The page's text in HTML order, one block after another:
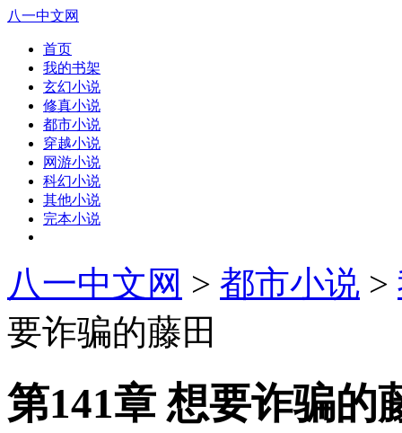
八一中文网
首页
我的书架
玄幻小说
修真小说
都市小说
穿越小说
网游小说
科幻小说
其他小说
完本小说
八一中文网 > 都市小说 >
要诈骗的藤田
第141章 想要诈骗的